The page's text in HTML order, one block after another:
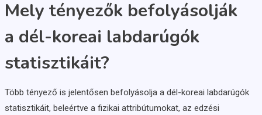
Mely tényezők befolyásolják
a dél-koreai labdarúgók
statisztikáit?
Több tényező is jelentősen befolyásolja a dél-koreai labdarúgók
statisztikáit, beleértve a fizikai attribútumokat, az edzési